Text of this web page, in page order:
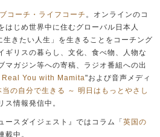
コーチ・ライフコーチ 。オンラインのコ
はじめ世界中に住むグローバル日本人
きたい人生」を生きることをコーチング
ギリスの暮らし、文化、食べ物、人物な
マガジン等への寄稿、ラジオ番組への出
Real You with Mamita"および音声メディ
の自分で生きる ～ 明日はもっとやさし
ス情報発信中。
ースダイジェスト』ではコラム「 英国の
載中。